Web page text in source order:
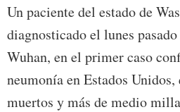
Un paciente del estado de
diagnosticado el lunes
Wuhan, en el primer caso
neumonía en Estados Unidos,
muertos y más de medio